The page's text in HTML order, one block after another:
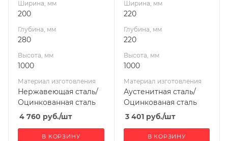
УМК
Ширина, мм
200
Глубина, мм
280
Высота, мм
1000
Материал изготовления
Нержавеющая сталь/
Оцинкованная сталь
4 760 руб./шт
В КОРЗИНУ
УМК
Ширина, мм
220
Глубина, мм
220
Высота, мм
1000
Материал изготовления
Аустенитная сталь/
Оцинкованая сталь
3 401руб./шт
В КОРЗИНУ